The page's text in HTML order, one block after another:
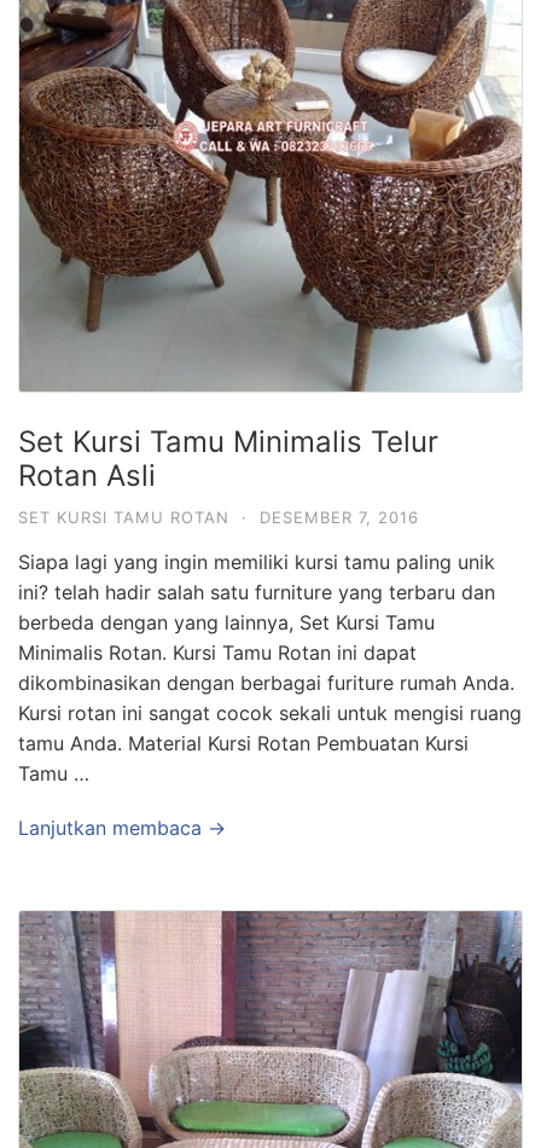
Set Kursi Tamu Minimalis Telur
Rotan Asli
SET KURSI TAMU ROTAN · DESEMBER 7, 2016
Siapa lagi yang ingin memiliki kursi tamu paling unik
ini? telah hadir salah satu furniture yang terbaru dan
berbeda dengan yang lainnya, Set Kursi Tamu
Minimalis Rotan. Kursi Tamu Rotan ini dapat
dikombinasikan dengan berbagai furiture rumah Anda.
Kursi rotan ini sangat cocok sekali untuk mengisi ruang
tamu Anda. Material Kursi Rotan Pembuatan Kursi
Tamu …
Lanjutkan membaca →